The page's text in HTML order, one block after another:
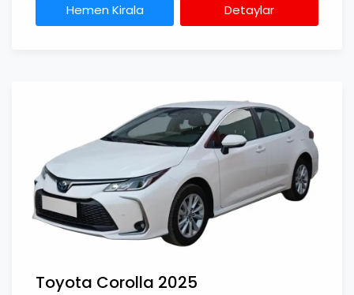
Hemen Kirala Detaylar
Toyota Corolla 2025